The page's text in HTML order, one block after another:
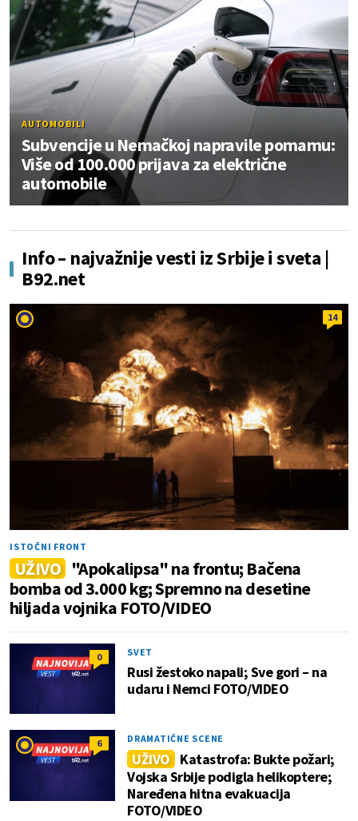
AUTOMOBILI
Subvencije u Nemačkoj napravile pomamu:
Više od 100.000 prijava za električne
automobile
Info – najvažnije vesti iz Srbije i sveta |
B92.net
14
ISTOČNI FRONT
UŽIVO "Apokalipsa" na frontu; Bačena
bomba od 3.000 kg; Spremno na desetine
hiljada vojnika FOTO/VIDEO
0 SVET
Rusi žestoko napali; Sve gori – na
udaru i Nemci FOTO/VIDEO
6 DRAMATIČNE SCENE
UŽIVO Katastrofa: Bukte požari;
Vojska Srbije podigla helikoptere;
Naređena hitna evakuacija
FOTO/VIDEO